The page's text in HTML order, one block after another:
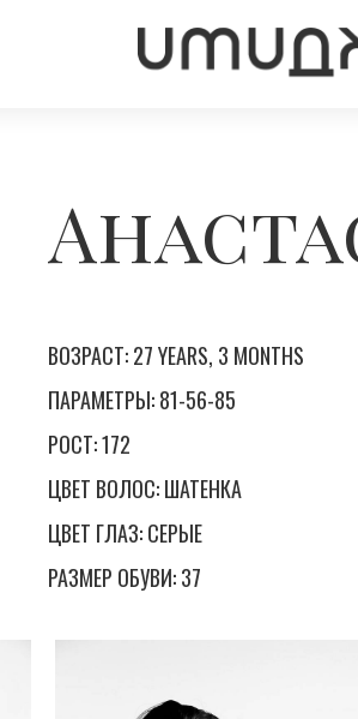
ВОЗРАСТ: 27 YEARS, 3 MONTHS
ПАРАМЕТРЫ: 81-56-85
РОСТ: 172
ЦВЕТ ВОЛОС: ШАТЕНКА
ЦВЕТ ГЛАЗ: СЕРЫЕ
РАЗМЕР ОБУВИ: 37